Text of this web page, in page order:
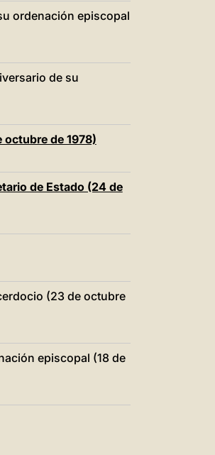
ordenación episcopal
de su
de 1978)
de Estado (24 de
(23 de octubre
episcopal (18 de